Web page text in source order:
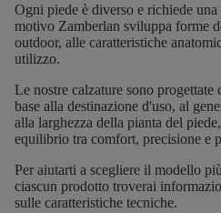
Ogni piede è diverso e richiede
motivo Zamberlan sviluppa forme
outdoor, alle caratteristiche
utilizzo.
Le nostre calzature sono
base alla destinazione d'uso, al
alla larghezza della pianta del
equilibrio tra comfort, precisione e
Per aiutarti a scegliere il modello
ciascun prodotto troverai
sulle caratteristiche tecniche.